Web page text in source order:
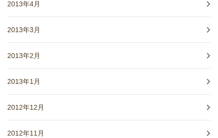
2013年4月
2013年3月
2013年2月
2013年1月
2012年12月
2012年11月